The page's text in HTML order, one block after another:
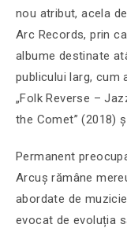
nou atribut, acela
Arc Records, prin
albume destinate
publicului larg, cum
„Folk Reverse –
the Comet” (2018)
Permanent
Arcuș rămâne
abordate de
evocat de evoluția